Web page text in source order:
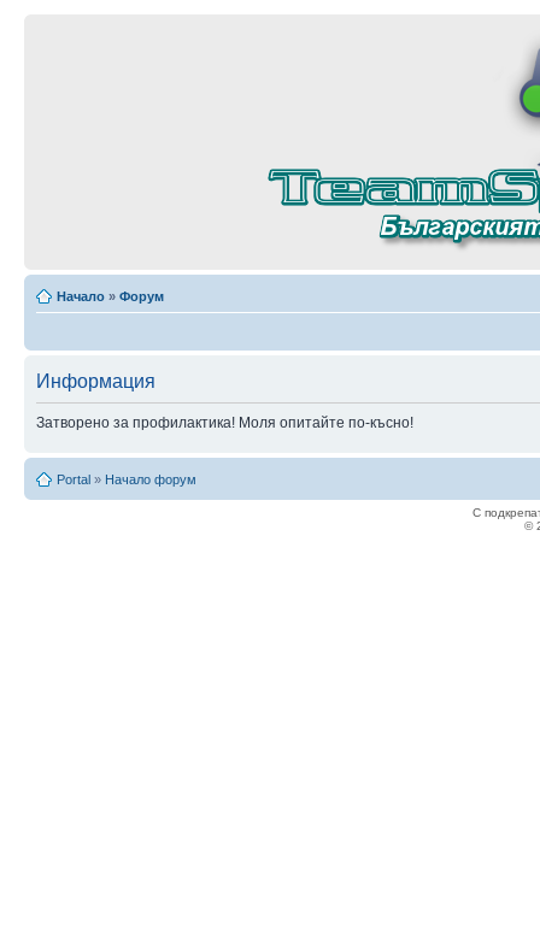
Начало » Форум
Информация
Затворено за профилактика! Моля опитайте по-късно!
Portal » Начало форум
С
©